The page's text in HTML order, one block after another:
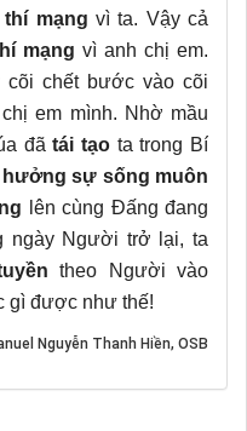
thí mạng vì ta. Vậy cả
mạng vì anh chị em.
chết bước vào cõi
em mình. Nhờ mầu
đãtái tạo ta trong Bí
sự sống muôn
lên cùng Đấng đang
ngày Người trở lại, ta
theo Người vào
gì được như thế!
Nguyễn Thanh Hiền, OSB